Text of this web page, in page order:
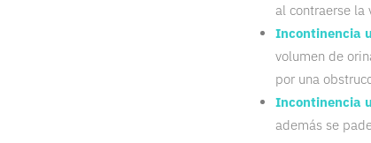
al contraerse
Incontinencia
volumen de
por una
Incontinencia
además se